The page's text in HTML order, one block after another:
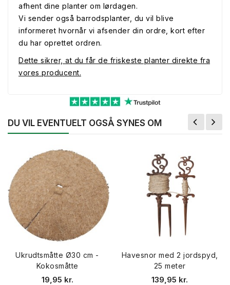
afhent dine planter om lørdagen.
Vi sender også barrodsplanter, du vil blive
informeret hvornår vi afsender din ordre, kort efter
du har oprettet ordren.
Dette sikrer, at du får de friskeste planter direkte fra
vores producent.
DU VIL EVENTUELT OGSÅ SYNES OM
Ukrudtsmåtte Ø30 cm -
Kokosmåtte
19,95 kr.
Havesnor med 2 jordspyd,
25 meter
139,95 kr.